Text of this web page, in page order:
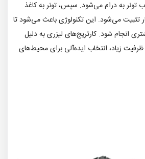
تونر به درام می‌شود. سپس، تونر به کاغذ
تثبیت می‌شود. این تکنولوژی باعث می‌شود تا
انجام شود. کارتریج‌های لیزری به دلیل
زیاد، انتخاب ایده‌آلی برای محیط‌های